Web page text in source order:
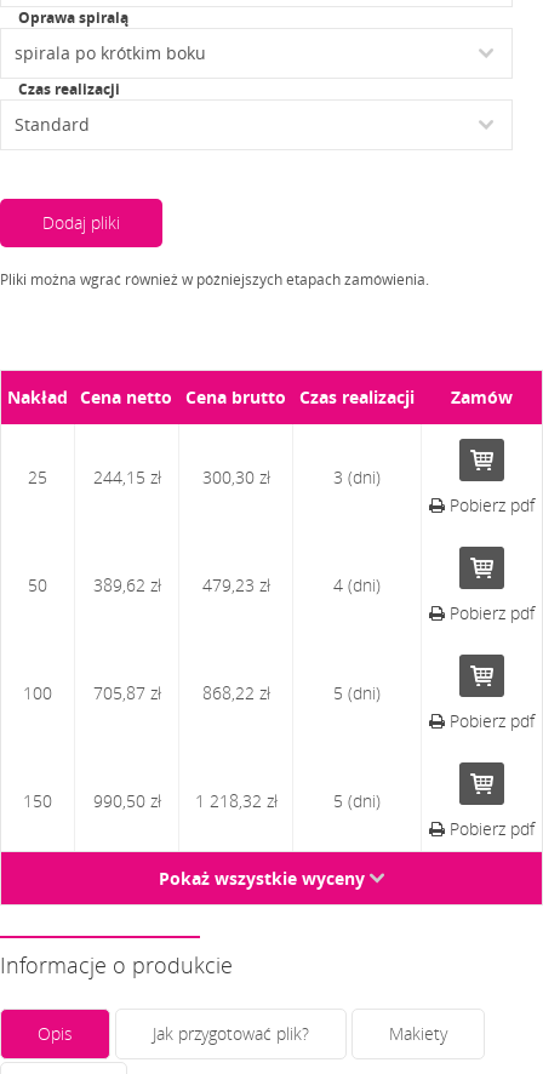
Oprawa spiralą
Czas realizacji
Dodaj pliki
Pliki można wgrać również w późniejszych etapach zamówienia.
Nakład Cena netto Cena brutto Czas realizacji Zamów
25 244,15 zł 300,30 zł
3 (dni)
Pobierz pdf
50 389,62 zł 479,23 zł
4 (dni)
Pobierz pdf
100 705,87 zł 868,22 zł
5 (dni)
Pobierz pdf
150 990,50 zł 1 218,32 zł
5 (dni)
Pobierz pdf
Pokaż wszystkie wyceny ↓
Informacje o produkcie
Opis Jak przygotować plik? Makiety